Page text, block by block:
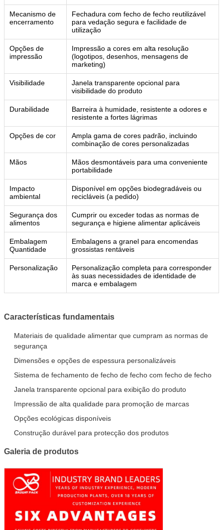
Mecanismo de
encerramento
Fechadura com fecho de fecho reutilizável
para vedação segura e facilidade de
utilização
Opções de
impressão
Impressão a cores em alta resolução
(logotipos, desenhos, mensagens de
marketing)
Visibilidade
Janela transparente opcional para
visibilidade do produto
Durabilidade
Barreira à humidade, resistente a odores e
resistente a fortes lágrimas
Opções de cor
Ampla gama de cores padrão, incluindo
combinação de cores personalizadas
Mãos
Mãos desmontáveis para uma conveniente
portabilidade
Impacto
ambiental
Disponível em opções biodegradáveis ou
recicláveis (a pedido)
Segurança dos
alimentos
Cumprir ou exceder todas as normas de
segurança e higiene alimentar aplicáveis
Embalagem
Quantidade
Embalagens a granel para encomendas
grossistas rentáveis
Personalização
Personalização completa para corresponder
às suas necessidades de identidade de
marca e embalagem
Características fundamentais
Materiais de qualidade alimentar que cumpram as normas de
segurança
Dimensões e opções de espessura personalizáveis
Sistema de fechamento de fecho de fecho com fecho de fecho
Janela transparente opcional para exibição do produto
Impressão de alta qualidade para promoção de marcas
Opções ecológicas disponíveis
Construção durável para protecção dos produtos
Galeria de produtos